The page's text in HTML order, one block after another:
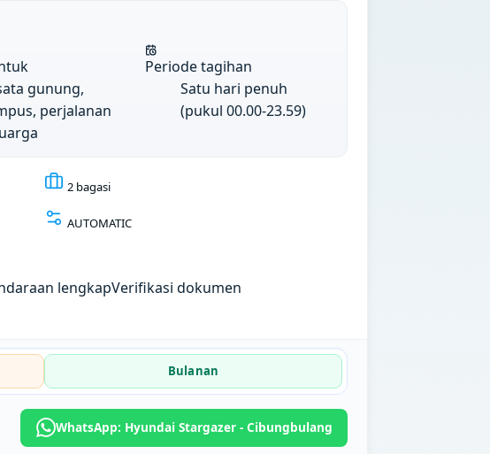
gunung,
perjalanan
Periode tagihan
Satu hari penuh
(pukul 00.00-23.59)
2 bagasi
AUTOMATIC
lengkapVerifikasi dokumen
Bulanan
WhatsApp: Hyundai Stargazer - Cibungbulang